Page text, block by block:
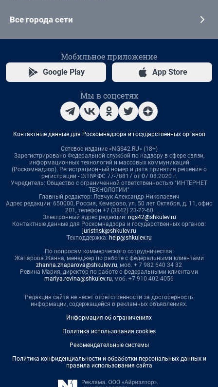
Все города сети
Мобильное приложение
Google Play App Store
Мы в соцсетях
Контактные данные для Роскомнадзора и государственных органов
Сетевое издание «NGS42.RU» (18+)
Зарегистрировано Федеральной службой по надзору в сфере связи,
информационных технологий и массовых коммуникаций
(Роскомнадзор). Регистрационный номер и дата принятия решения о
регистрации - ЭЛ № ФС 77-78817 от 07.08.2020 г.
Учредитель: Общество с ограниченной ответственностью "ИНТЕРНЕТ
ТЕХНОЛОГИИ"
Главный редактор: Левчук Александр Николаевич
Адрес редакции: 650000, Россия, Кемерово, ул. 50 лет Октября, д. 11, офис
201, телефон +7 (3842) 23-22-60
Электронный адрес редакции: ngs42@shkulev.ru
Контактные данные для Роскомнадзора и государственных органов:
juristnsk@shkulev.ru
Техподдержка: help@shkulev.ru
По вопросам коммерческого сотрудничества:
Жапарова Жанна, менеджер по работе с федеральными клиентами
zhanna.zhaparova@shkulev.ru, моб. + 7 982 640 34 32
Ревина Мария, директор по работе с федеральными клиентами
mariya.revina@shkulev.ru, моб. +7 910 402 4056
Редакция сайта не несет ответственности за достоверность
информации, содержащейся в рекламных объявлениях.
Информация об ограничениях
Политика использования cookies
Рекомендательные системы
Политика конфиденциальности и обработки персональных данных и
правила использования сайта